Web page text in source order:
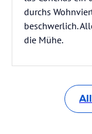
durchs
beschwerlich.
die Mühe.